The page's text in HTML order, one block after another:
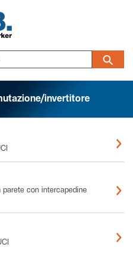
invertitore
parete con intercapedine